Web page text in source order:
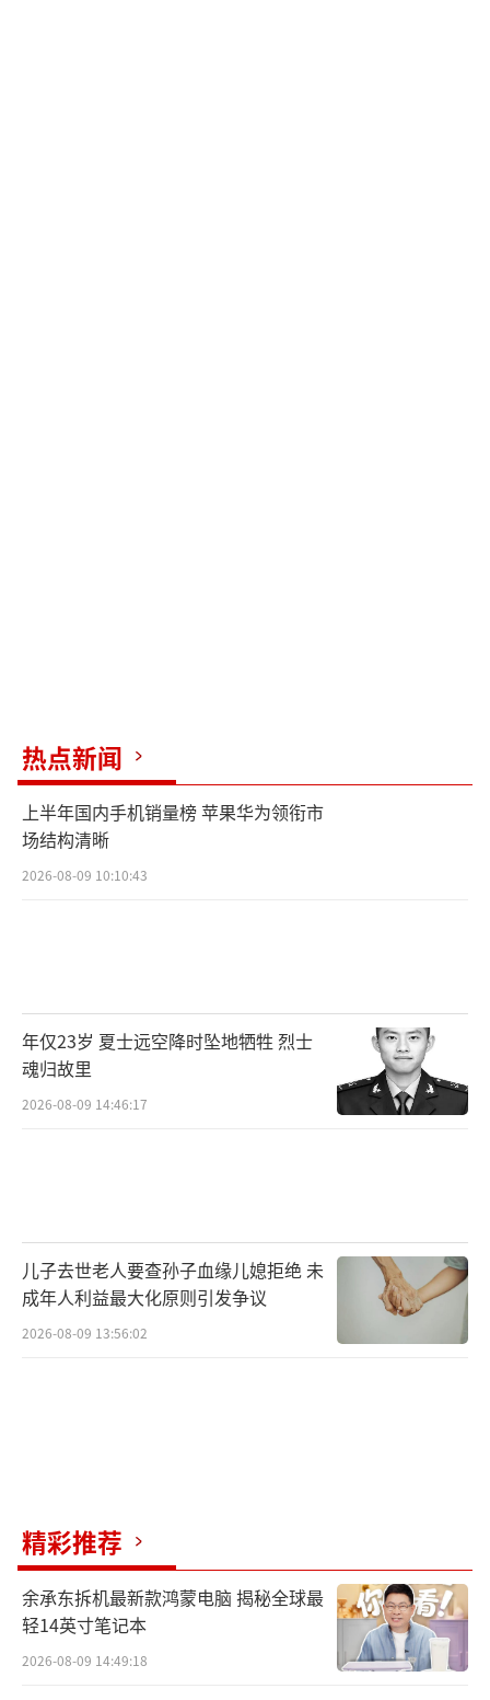
热点新闻
上半年国内手机销量榜 苹果华为领衔市
场结构清晰
2026-08-09 10:10:43
年仅23岁 夏士远空降时坠地牺牲 烈士
魂归故里
2026-08-09 14:46:17
儿子去世老人要查孙子血缘儿媳拒绝 未
成年人利益最大化原则引发争议
2026-08-09 13:56:02
精彩推荐
余承东拆机最新款鸿蒙电脑 揭秘全球最
轻14英寸笔记本
2026-08-09 14:49:18